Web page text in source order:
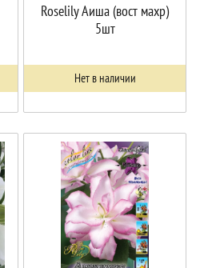
Roselily Аиша (вост махр)
5шт
Нет в наличии